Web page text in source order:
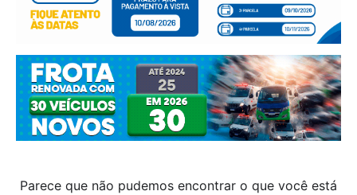
Parece que não pudemos encontrar o que você está